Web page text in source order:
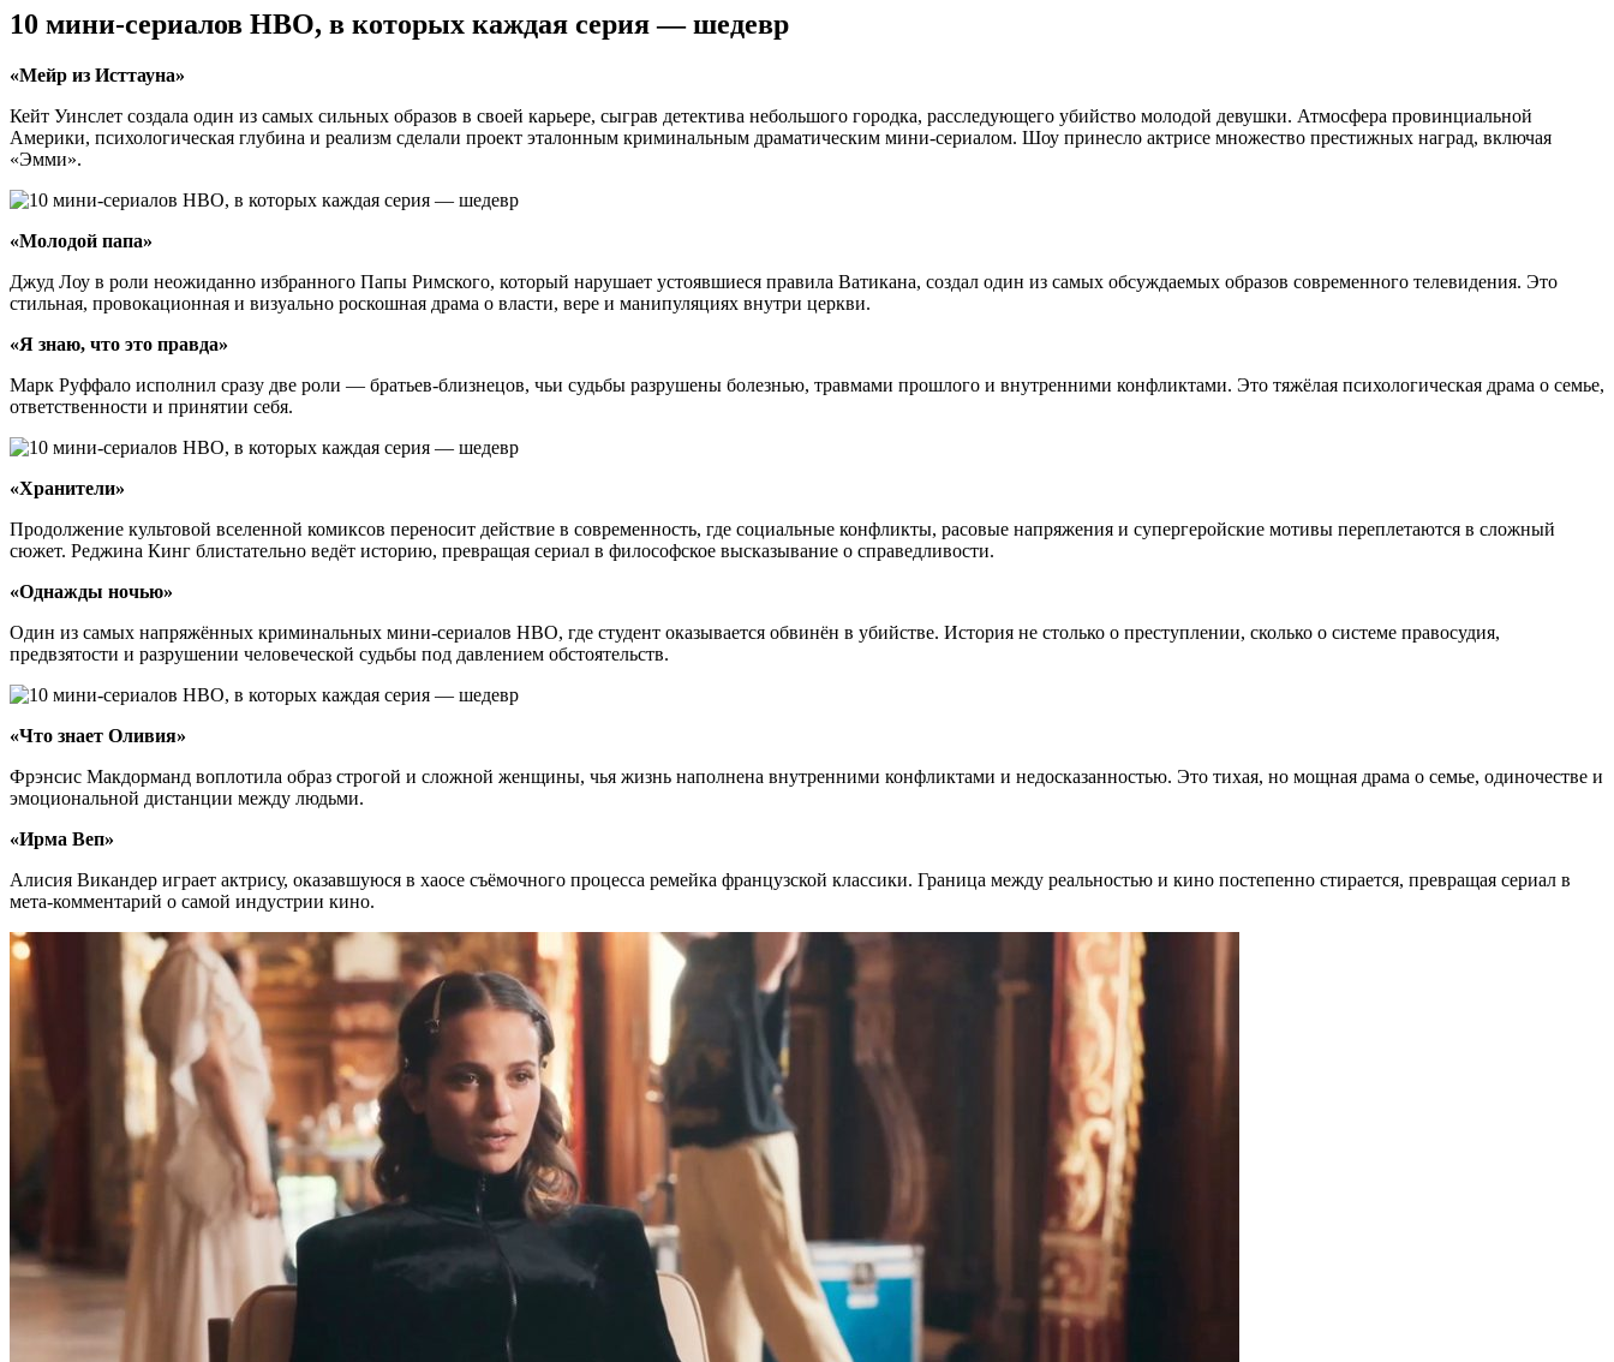
10 мини-сериалов HBO, в которых каждая серия — шедевр
«Мейр из Исттауна»
Кейт Уинслет создала один из самых сильных образов в своей карьере, сыграв детектива небольшого городка, расследующего убийство молодой девушки. Атмосфера провинциальной
Америки, психологическая глубина и реализм сделали проект эталонным криминальным драматическим мини-сериалом. Шоу принесло актрисе множество престижных наград, включая
«Эмми».
«Молодой папа»
Джуд Лоу в роли неожиданно избранного Папы Римского, который нарушает устоявшиеся правила Ватикана, создал один из самых обсуждаемых образов современного телевидения. Это
стильная, провокационная и визуально роскошная драма о власти, вере и манипуляциях внутри церкви.
«Я знаю, что это правда»
Марк Руффало исполнил сразу две роли — братьев-близнецов, чьи судьбы разрушены болезнью, травмами прошлого и внутренними конфликтами. Это тяжёлая психологическая драма о семье,
ответственности и принятии себя.
«Хранители»
Продолжение культовой вселенной комиксов переносит действие в современность, где социальные конфликты, расовые напряжения и супергеройские мотивы переплетаются в сложный
сюжет. Реджина Кинг блистательно ведёт историю, превращая сериал в философское высказывание о справедливости.
«Однажды ночью»
Один из самых напряжённых криминальных мини-сериалов HBO, где студент оказывается обвинён в убийстве. История не столько о преступлении, сколько о системе правосудия,
предвзятости и разрушении человеческой судьбы под давлением обстоятельств.
«Что знает Оливия»
Фрэнсис Макдорманд воплотила образ строгой и сложной женщины, чья жизнь наполнена внутренними конфликтами и недосказанностью. Это тихая, но мощная драма о семье, одиночестве и
эмоциональной дистанции между людьми.
«Ирма Веп»
Алисия Викандер играет актрису, оказавшуюся в хаосе съёмочного процесса ремейка французской классики. Граница между реальностью и кино постепенно стирается, превращая сериал в
мета-комментарий о самой индустрии кино.